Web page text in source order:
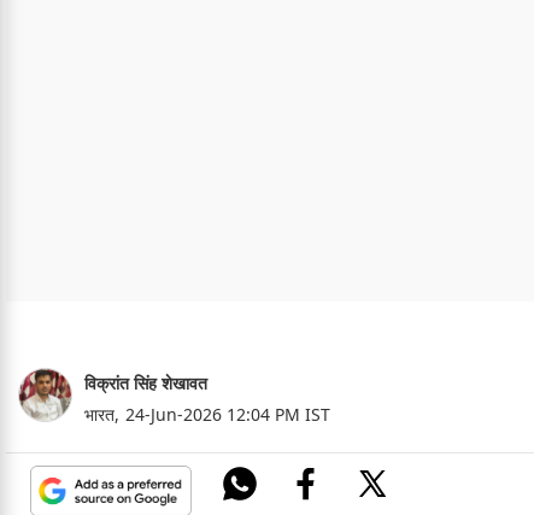
विक्रांत सिंह शेखावत
भारत, 24-Jun-2026 12:04 PM IST